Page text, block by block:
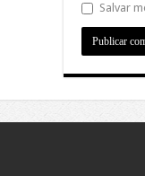
Salvar